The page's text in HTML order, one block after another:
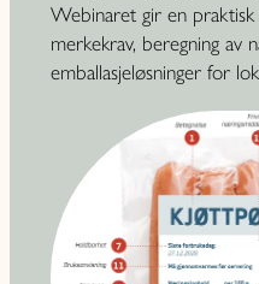
Webinaret gir en
merkekrav, beregning av
emballasjeløsninger for